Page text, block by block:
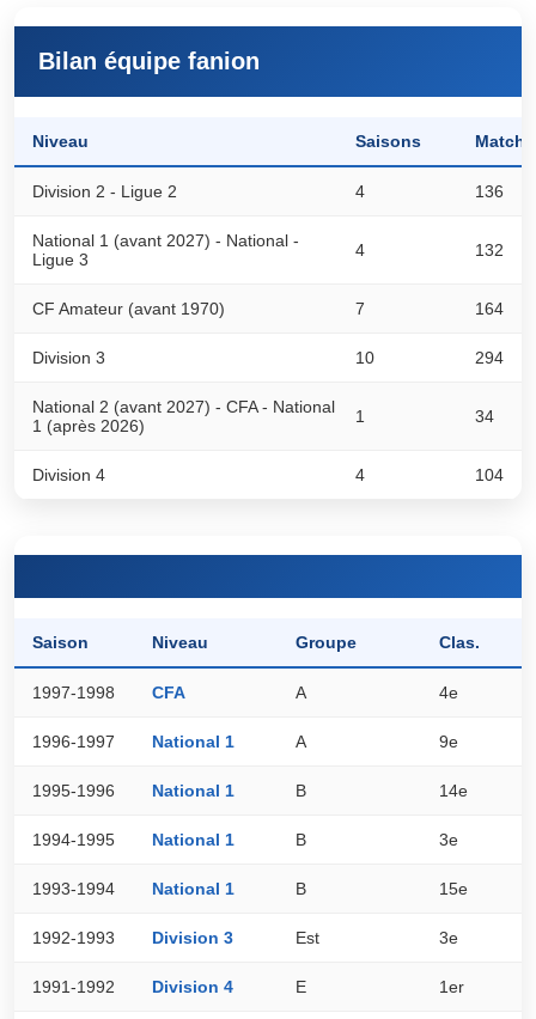
Bilan équipe fanion
Niveau Saisons Matchs
Division 2 - Ligue 2 4 136
National 1 (avant 2027) - National -
Ligue 3
4 132
CF Amateur (avant 1970) 7 164
Division 3 10 294
National 2 (avant 2027) - CFA - National
1 (après 2026)
1 34
Division 4 4 104
Saison Niveau Groupe Clas.
1997-1998 CFA A 4e
1996-1997 National 1 A 9e
1995-1996 National 1 B 14e
1994-1995 National 1 B 3e
1993-1994 National 1 B 15e
1992-1993 Division 3 Est 3e
1991-1992 Division 4 E 1er